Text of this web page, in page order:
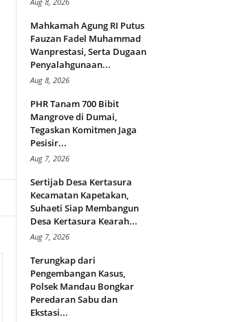
Mahkamah Agung RI Putus
Fauzan Fadel Muhammad
Wanprestasi, Serta Dugaan
Penyalahgunaan...
Aug 8, 2026
PHR Tanam 700 Bibit
Mangrove di Dumai,
Tegaskan Komitmen Jaga
Pesisir...
Aug 7, 2026
Sertijab Desa Kertasura
Kecamatan Kapetakan,
Suhaeti Siap Membangun
Desa Kertasura Kearah...
Aug 7, 2026
Terungkap dari
Pengembangan Kasus,
Polsek Mandau Bongkar
Peredaran Sabu dan
Ekstasi...